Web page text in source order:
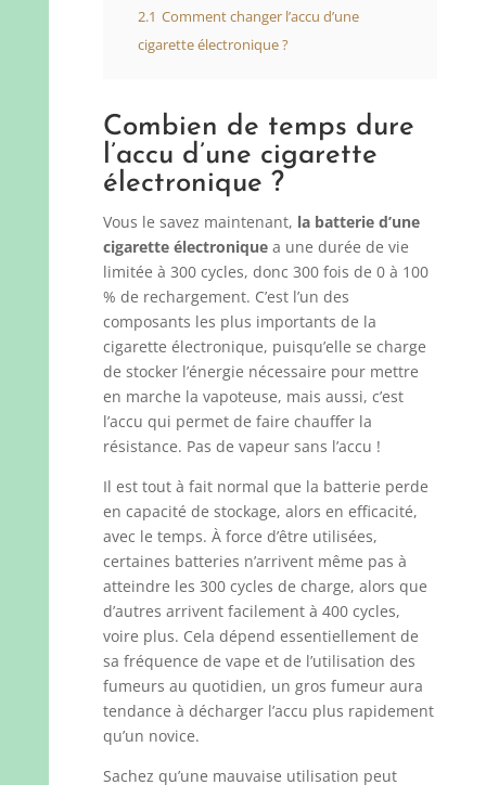
2.1 Comment changer l’accu d’une
cigarette électronique ?
Combien de temps dure
l’accu d’une cigarette
électronique ?
Vous le savez maintenant, la batterie d’une
cigarette électroniquea une durée de vie
limitée à 300 cycles, donc 300 fois de 0 à 100
% de rechargement. C’est l’un des
composants les plus importants de la
cigarette électronique, puisqu’elle se charge
de stocker l’énergie nécessaire pour mettre
en marche la vapoteuse, mais aussi, c’est
l’accu qui permet de faire chauffer la
résistance. Pas de vapeur sans l’accu !
Il est tout à fait normal que la batterie perde
en capacité de stockage, alors en efficacité,
avec le temps. À force d’être utilisées,
certaines batteries n’arrivent même pas à
atteindre les 300 cycles de charge, alors que
d’autres arrivent facilement à 400 cycles,
voire plus. Cela dépend essentiellement de
sa fréquence de vape et de l’utilisation des
fumeurs au quotidien, un gros fumeur aura
tendance à décharger l’accu plus rapidement
qu’un novice.
Sachez qu’une mauvaise utilisation peut